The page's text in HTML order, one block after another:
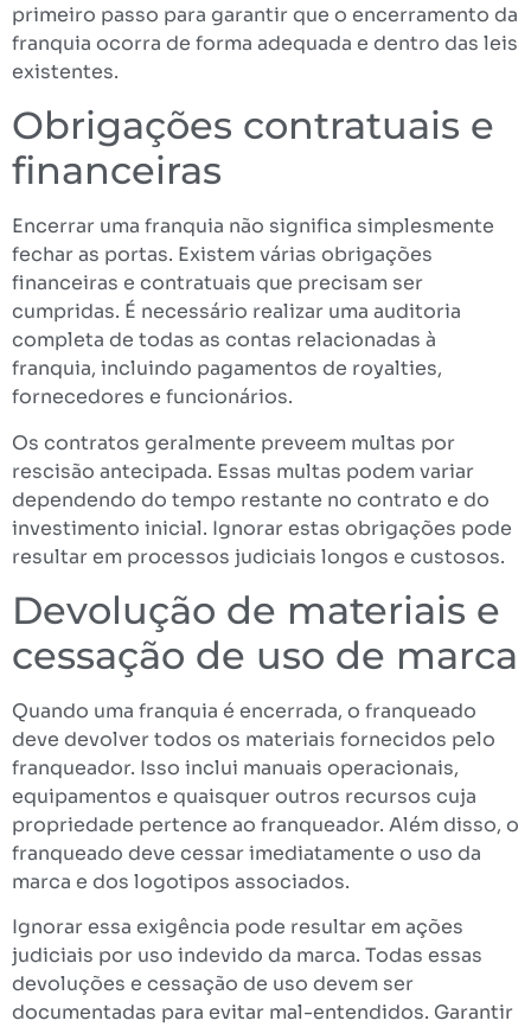
primeiro passo para garantir que o encerramento da
franquia ocorra de forma adequada e dentro das leis
existentes.
Obrigações contratuais e
financeiras
Encerrar uma franquia não significa simplesmente
fechar as portas. Existem várias obrigações
financeiras e contratuais que precisam ser
cumpridas. É necessário realizar uma auditoria
completa de todas as contas relacionadas à
franquia, incluindo pagamentos de royalties,
fornecedores e funcionários.
Os contratos geralmente preveem multas por
rescisão antecipada. Essas multas podem variar
dependendo do tempo restante no contrato e do
investimento inicial. Ignorar estas obrigações pode
resultar em processos judiciais longos e custosos.
Devolução de materiais e
cessação de uso de marca
Quando uma franquia é encerrada, o franqueado
deve devolver todos os materiais fornecidos pelo
franqueador. Isso inclui manuais operacionais,
equipamentos e quaisquer outros recursos cuja
propriedade pertence ao franqueador. Além disso, o
franqueado deve cessar imediatamente o uso da
marca e dos logotipos associados.
Ignorar essa exigência pode resultar em ações
judiciais por uso indevido da marca. Todas essas
devoluções e cessação de uso devem ser
documentadas para evitar mal-entendidos. Garantir